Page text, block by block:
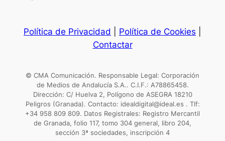
Política de Privacidad Política de Cookies
Contactar
© CMA Comunicación. Responsable Legal: Corporación
de Medios de Andalucía S.A.. C.I.F.: A78865458.
Dirección: C/ Huelva 2, Polígono de ASEGRA 18210
Peligros (Granada). Contacto: idealdigital@ideal.es . Tlf:
+34 958 809 809. Datos Registrales: Registro Mercantil
de Granada, folio 117, tomo 304 general, libro 204,
sección 3ª sociedades, inscripción 4